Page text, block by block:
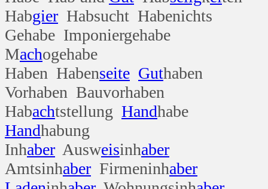
Habgier Habsucht Habenichts
Gehabe Imponiergehabe
Machogehabe
Haben Habenseite Guthaben
Vorhaben Bauvorhaben
Habachtstellung Handhabe
Handhabung
Inhaber Ausweisinhaber
Amtsinhaber Firmeninhaber